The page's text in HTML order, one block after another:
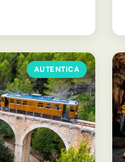
AUTENTICA